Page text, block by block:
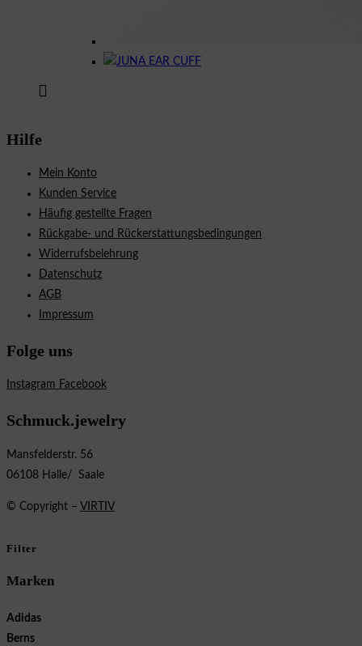
Hilfe
Mein Konto
Kunden Service
Häufig gestellte Fragen
Rückgabe- und Rückerstattungsbedingungen
Widerrufsbelehrung
Datenschutz
AGB
Impressum
Folge uns
Instagram Facebook
Schmuck.jewelry
Mansfelderstr. 56
06108 Halle/ Saale
© Copyright – VIRTIV
Filter
Marken
Adidas
Berns